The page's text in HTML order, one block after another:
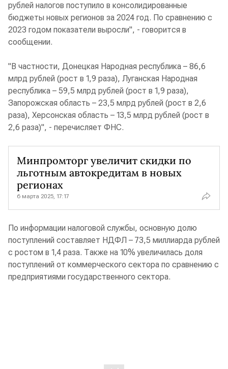
рублей налогов поступило в консолидированные
бюджеты новых регионов за 2024 год. По сравнению с
2023 годом показатели выросли", - говорится в
сообщении.
"В частности, Донецкая Народная республика – 86,6
млрд рублей (рост в 1,9 раза), Луганская Народная
республика – 59,5 млрд рублей (рост в 1,9 раза),
Запорожская область – 23,5 млрд рублей (рост в 2,6
раза), Херсонская область – 13,5 млрд рублей (рост в
2,6 раза)", - перечисляет ФНС.
Минпромторг увеличит скидки по
льготным автокредитам в новых
регионах
6 марта 2025, 17:17
По информации налоговой службы, основную долю
поступлений составляет НДФЛ – 73,5 миллиарда рублей
с ростом в 1,4 раза. Также на 10% увеличилась доля
поступлений от коммерческого сектора по сравнению с
предприятиями государственного сектора.